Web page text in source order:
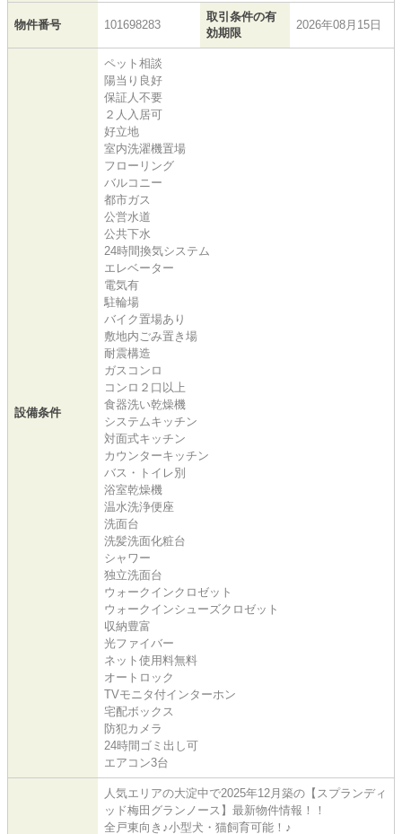
物件番号 101698283
取引条件の有
効期限
2026年08月15日
設備条件
ペット相談
陽当り良好
保証人不要
２人入居可
好立地
室内洗濯機置場
フローリング
バルコニー
都市ガス
公営水道
公共下水
24時間換気システム
エレベーター
電気有
駐輪場
バイク置場あり
敷地内ごみ置き場
耐震構造
ガスコンロ
コンロ２口以上
食器洗い乾燥機
システムキッチン
対面式キッチン
カウンターキッチン
バス・トイレ別
浴室乾燥機
温水洗浄便座
洗面台
洗髪洗面化粧台
シャワー
独立洗面台
ウォークインクロゼット
ウォークインシューズクロゼット
収納豊富
光ファイバー
ネット使用料無料
オートロック
TVモニタ付インターホン
宅配ボックス
防犯カメラ
24時間ゴミ出し可
エアコン3台
人気エリアの大淀中で2025年12月築の【スプランディ
ッド梅田グランノース】最新物件情報！！
全戸東向き♪小型犬・猫飼育可能！♪